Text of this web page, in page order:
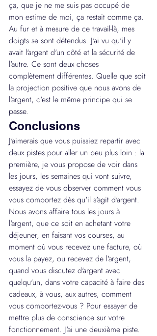
ça, que je ne me suis pas occupé de
mon estime de moi, ça restait comme ça.
Au fur et à mesure de ce travail-là, mes
doigts se sont détendus. J'ai vu qu'il y
avait l'argent d'un côté et la sécurité de
l'autre. Ce sont deux choses
complètement différentes. Quelle que soit
la projection positive que nous avons de
l'argent, c'est le même principe qui se
passe.
Conclusions
J'aimerais que vous puissiez repartir avec
deux pistes pour aller un peu plus loin : la
première, je vous propose de voir dans
les jours, les semaines qui vont suivre,
essayez de vous observer comment vous
vous comportez dès qu'il s'agit d'argent.
Nous avons affaire tous les jours à
l'argent, que ce soit en achetant votre
déjeuner, en faisant vos courses, au
moment où vous recevez une facture, où
vous la payez, ou recevez de l'argent,
quand vous discutez d'argent avec
quelqu'un, dans votre capacité à faire des
cadeaux, à vous, aux autres, comment
vous comportez-vous ? Pour essayer de
mettre plus de conscience sur votre
fonctionnement. J'ai une deuxième piste.